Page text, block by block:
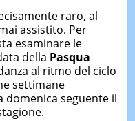
raro, al
assistito. Per
esaminare le
della Pasqua
al ritmo del ciclo
settimane
domenica seguente il